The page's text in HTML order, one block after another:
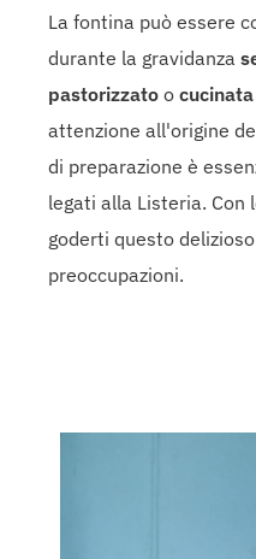
La fontina può essere
durante la gravidanza
pastorizzato o
attenzione all'origine
di preparazione è
legati alla Listeria. Con
goderti questo
preoccupazioni.